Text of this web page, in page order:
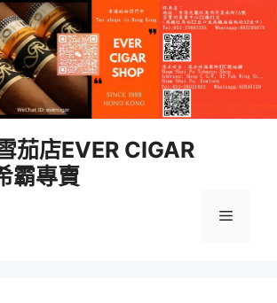
茄店EVER CIGAR
霸專賣
選